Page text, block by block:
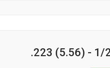
.223 (5.56) - 1/